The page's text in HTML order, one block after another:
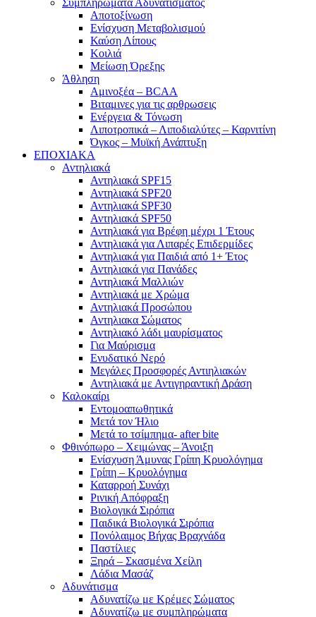
Συμπληρώματα Αδυνατίσματος
Αποτοξίνωση
Ενίσχυση Μεταβολισμού
Καύση Λίπους
Κοιλιά
Μείωση Όρεξης
Άθληση
Αμινοξέα – BCAA
Βιταμινες για τις αρθρωσεις
Ενέργεια & Τόνωση
Λιποτροπικά – Λιποδιαλύτες – Καρνιτίνη
Όγκος – Μυϊκή Ανάπτυξη
ΕΠΟΧΙΑΚΑ
Αντηλιακά
Αντηλιακά SPF15
Αντηλιακά SPF20
Αντηλιακά SPF30
Αντηλιακά SPF50
Αντηλιακά για Βρέφη μέχρι 1 Έτους
Αντηλιακά για Λιπαρές Επιδερμίδες
Αντηλιακά για Παιδιά από 1+ Έτος
Αντηλιακά για Πανάδες
Αντηλιακά Μαλλιών
Αντηλιακά με Χρώμα
Αντηλιακά Προσώπου
Αντηλιακα Σώματος
Αντηλιακό λάδι μαυρίσματος
Για Μαύρισμα
Ενυδατικό Νερό
Μεγάλες Προσφορές Αντιηλιακών
Αντηλιακά με Αντιγηραντική Δράση
Καλοκαίρι
Εντομοαπωθητικά
Μετά τον Ήλιο
Μετά το τσίμπημα- after bite
Φθινόπωρο – Χειμώνας – Άνοιξη
Ενίσχυση Άμυνας Γρίπη Κρυολόγημα
Γρίπη – Κρυολόγημα
Καταρροή Συνάχι
Ρινική Απόφραξη
Βιολογικά Σιρόπια
Παιδικά Βιολογικά Σιρόπια
Πονόλαιμος Βήχας Βραχνάδα
Παστίλιες
Ξηρά – Σκασμένα Χείλη
Λάδια Μασάζ
Αδυνάτισμα
Αδυνατίζω με Κρέμες Σώματος
Αδυνατίζω με συμπληρώματα